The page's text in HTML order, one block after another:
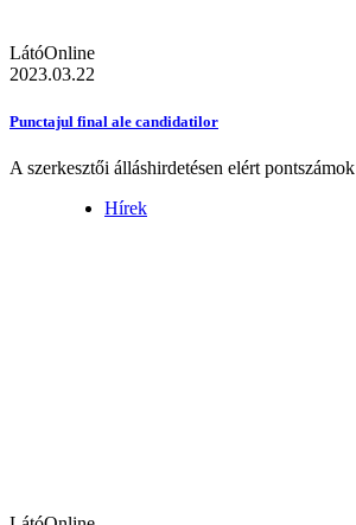
LátóOnline
2023.03.22
Punctajul final ale candidatilor
A szerkesztői álláshirdetésen elért pontszámok
Hírek